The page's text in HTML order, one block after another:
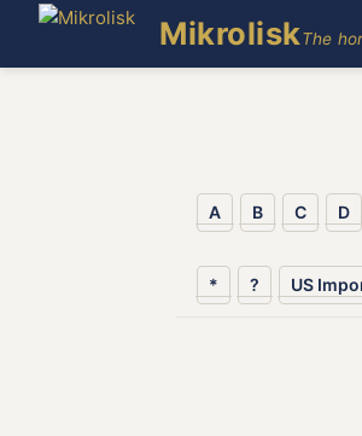
MikroliskThe
A B C D
* ? US